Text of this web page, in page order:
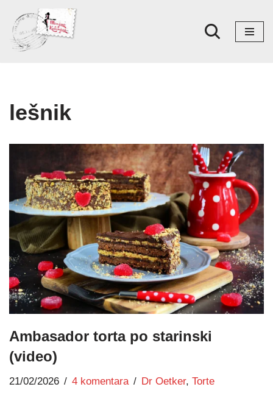
Skoči
na
lešnik
Ambasador torta po starinski
(video)
21/02/2026 4 komentara Dr Oetker, Torte